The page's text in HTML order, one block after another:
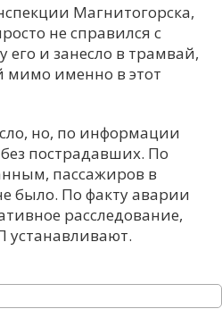
Х
Магнитогорска,
не справился с
его и занесло в трамвай,
мимо именно в этот
но, по информации
пострадавших. По
пассажиров в
было. По факту аварии
расследование,
устанавливают.